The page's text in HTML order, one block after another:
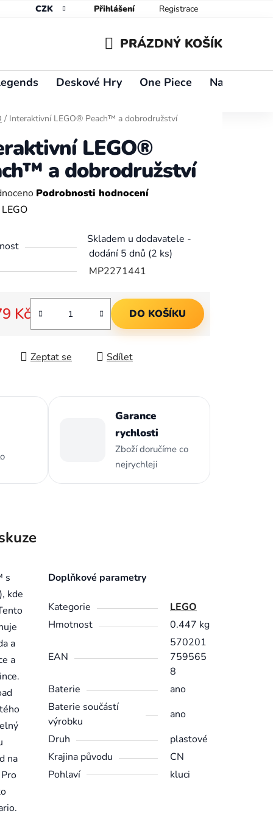
CZK Přihlášení Registrace
KOŠÍK
PRÁZDNÝ KOŠÍK
Deskové Hry One Piece Naruto
/ Interaktivní LEGO® Peach™ a dobrodružství
LEGO®
a dobrodružství
Podrobnosti hodnocení
LEGO
Skladem u dodavatele -
dodání 5 dnů (2 ks)
MP2271441
Kč DO KOŠÍKU
Zeptat se Sdílet
Garance
rychlosti
Zboží doručíme co
nejrychleji
s
kde
a
a
na
Doplňkové parametry
Kategorie
LEGO
Hmotnost
0.447 kg
EAN
570201
759565
8
Baterie
ano
Baterie součástí
výrobku
ano
Druh
plastové
Krajina původu
CN
Pohlaví
kluci